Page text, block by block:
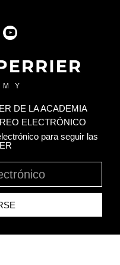
DE LA ACADEMIA
ELECTRÓNICO
para seguir las